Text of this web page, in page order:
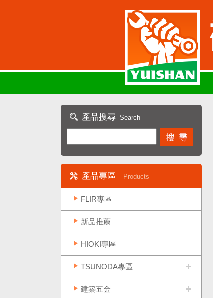
產品搜尋 Search
產品專區 Products
FLIR專區
新品推薦
HIOKI專區
TSUNODA專區
建築五金